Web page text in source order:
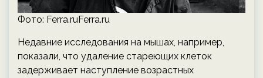
Фото: Ferra.ruFerra.ru
Недавние исследования на мышах, например,
показали, что удаление стареющих клеток
задерживает наступление возрастных